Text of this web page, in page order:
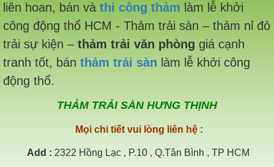
liên hoan, bán và thi công thảm làm lễ khởi
công động thổ HCM - Thảm trải sàn – thảm nỉ đỏ
trải sự kiện – thảm trải văn phòng giá cạnh
tranh tốt, bán thảm trải sàn làm lễ khởi công
động thổ.
THẢM TRẢI SÀN HƯNG THỊNH
Mọi chi tiết vui lòng liên hệ :
Add : 2322 Hồng Lạc , P.10 , Q.Tân Bình , TP HCM